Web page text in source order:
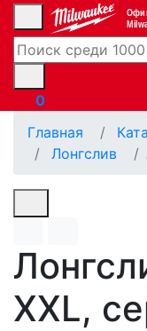
0
Главная
Лонгслив
XXL,